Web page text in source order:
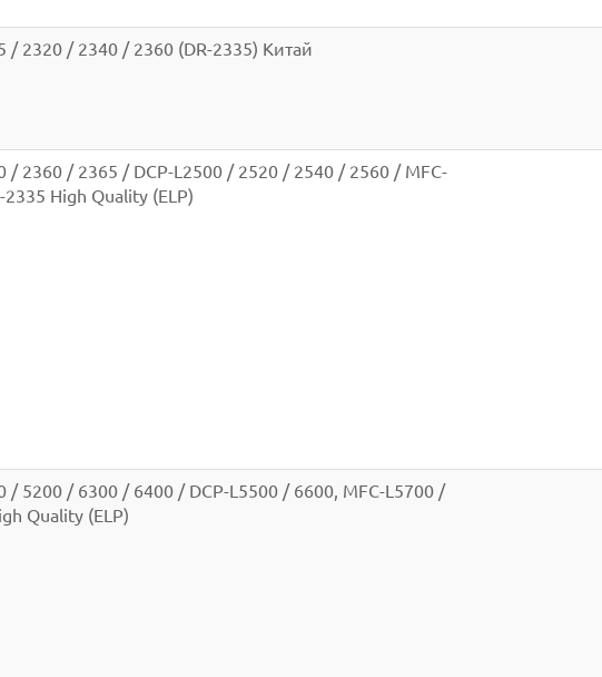
/ 2320 / 2340 / 2360 (DR-2335) Китай
/ 2360 / 2365 / DCP-L2500 / 2520 / 2540 / 2560 / MFC-
High Quality (ELP)
/ 5200 / 6300 / 6400 / DCP-L5500 / 6600, MFC-L5700 /
Quality (ELP)